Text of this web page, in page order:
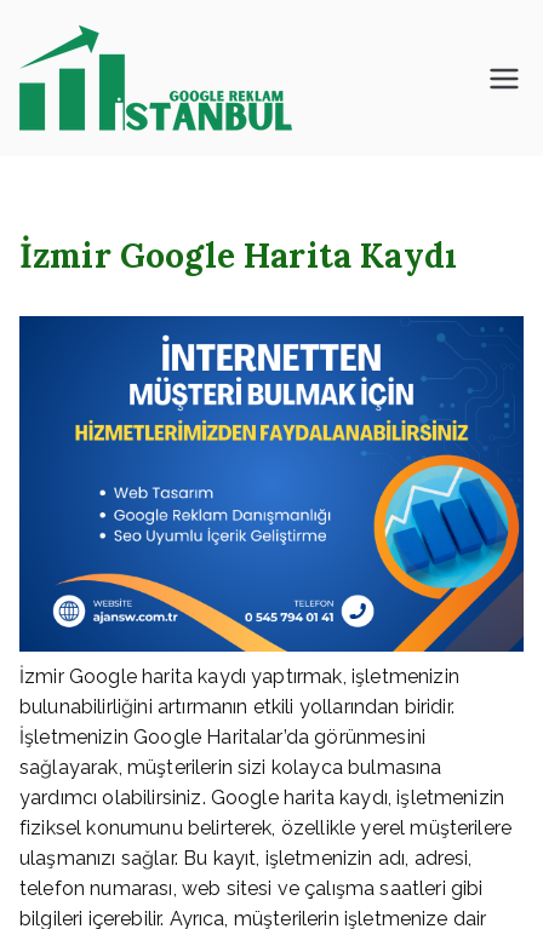
İstanbul – Google
İzmir Google Harita Kaydı
İzmir Google harita kaydı yaptırmak, işletmenizin
bulunabilirliğini artırmanın etkili yollarından biridir.
İşletmenizin Google Haritalar’da görünmesini
sağlayarak, müşterilerin sizi kolayca bulmasına
yardımcı olabilirsiniz. Google harita kaydı, işletmenizin
fiziksel konumunu belirterek, özellikle yerel müşterilere
ulaşmanızı sağlar. Bu kayıt, işletmenizin adı, adresi,
telefon numarası, web sitesi ve çalışma saatleri gibi
bilgileri içerebilir. Ayrıca, müşterilerin işletmenize dair